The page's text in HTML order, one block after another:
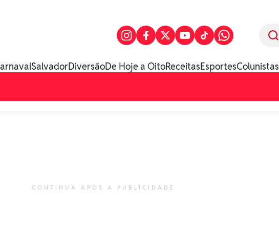
SalvadorDiversãoDe Hoje a OitoReceitasEsportesColunistas
CONTINUA APÓS A PUBLICIDADE